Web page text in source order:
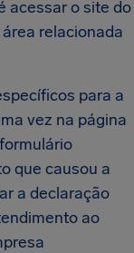
acessar o site do
relacionada
para a
vez na página
que causou a
a declaração
ao